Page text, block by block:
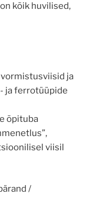
kõik huvilised,
ja
ja ferrotüüpide
õpituba
viisil
/